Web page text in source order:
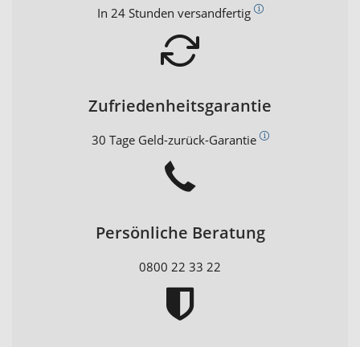
In 24 Stunden versandfertig
Zufriedenheitsgarantie
30 Tage Geld-zurück-Garantie
Persönliche Beratung
0800 22 33 22